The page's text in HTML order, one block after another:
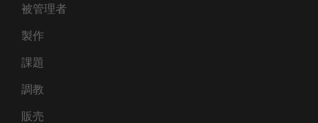
被管理者
製作
課題
調教
販売